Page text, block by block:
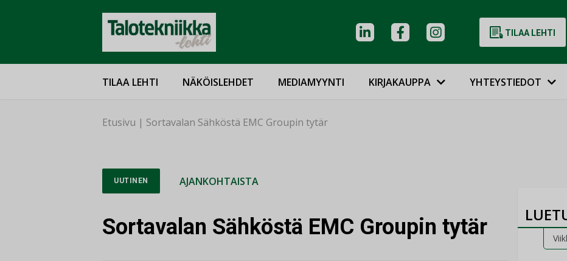
TILAA LEHTI
TILAA LEHTI NÄKÖISLEHDET MEDIAMYYNTI KIRJAKAUPPA YHTEYSTIEDOT
Etusivu | Sortavalan Sähköstä EMC Groupin tytär
UUTINEN AJANKOHTAISTA
Sortavalan Sähköstä EMC Groupin tytär